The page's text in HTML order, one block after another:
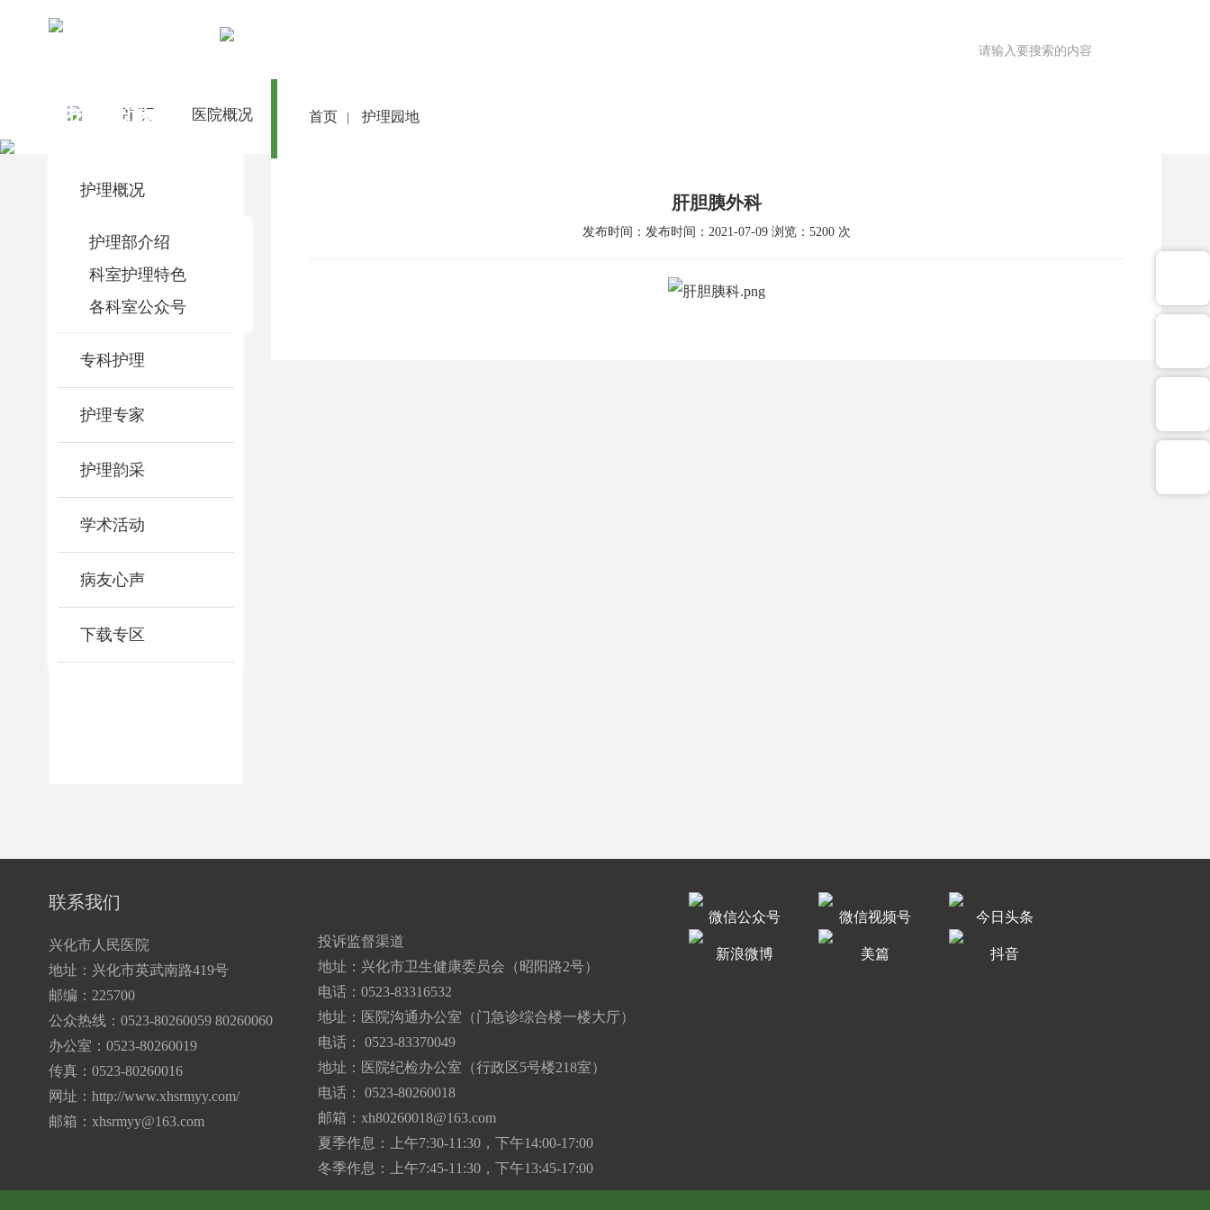
首 页 医院概况 医院动态 党建文化
护理园地
护理概况
护理部介绍
科室护理特色
各科室公众号
专科护理
护理专家
护理韵采
学术活动
病友心声
下载专区
首页 护理园地
肝胆胰外科
发布时间：发布时间：2021-07-09 浏览：5200 次
联系我们
兴化市人民医院
地址：兴化市英武南路419号
邮编：225700
公众热线：0523-80260059 80260060
办公室：0523-80260019
传真：0523-80260016
网址：http://www.xhsrmyy.com/
邮箱： xhsrmyy@163.com
投诉监督渠道
地址：兴化市卫生健康委员会（昭阳路2号）
电话：0523-83316532
地址：医院沟通办公室（门急诊综合楼一楼大厅）
电话： 0523-83370049
地址：医院纪检办公室（行政区5号楼218室）
电话： 0523-80260018
邮箱： xh80260018@163.com
夏季作息：上午7:30-11:30，下午14:00-17:00
冬季作息：上午7:45-11:30，下午13:45-17:00
微信公众号 微信视频号 今日头条
新浪微博 美篇 抖音